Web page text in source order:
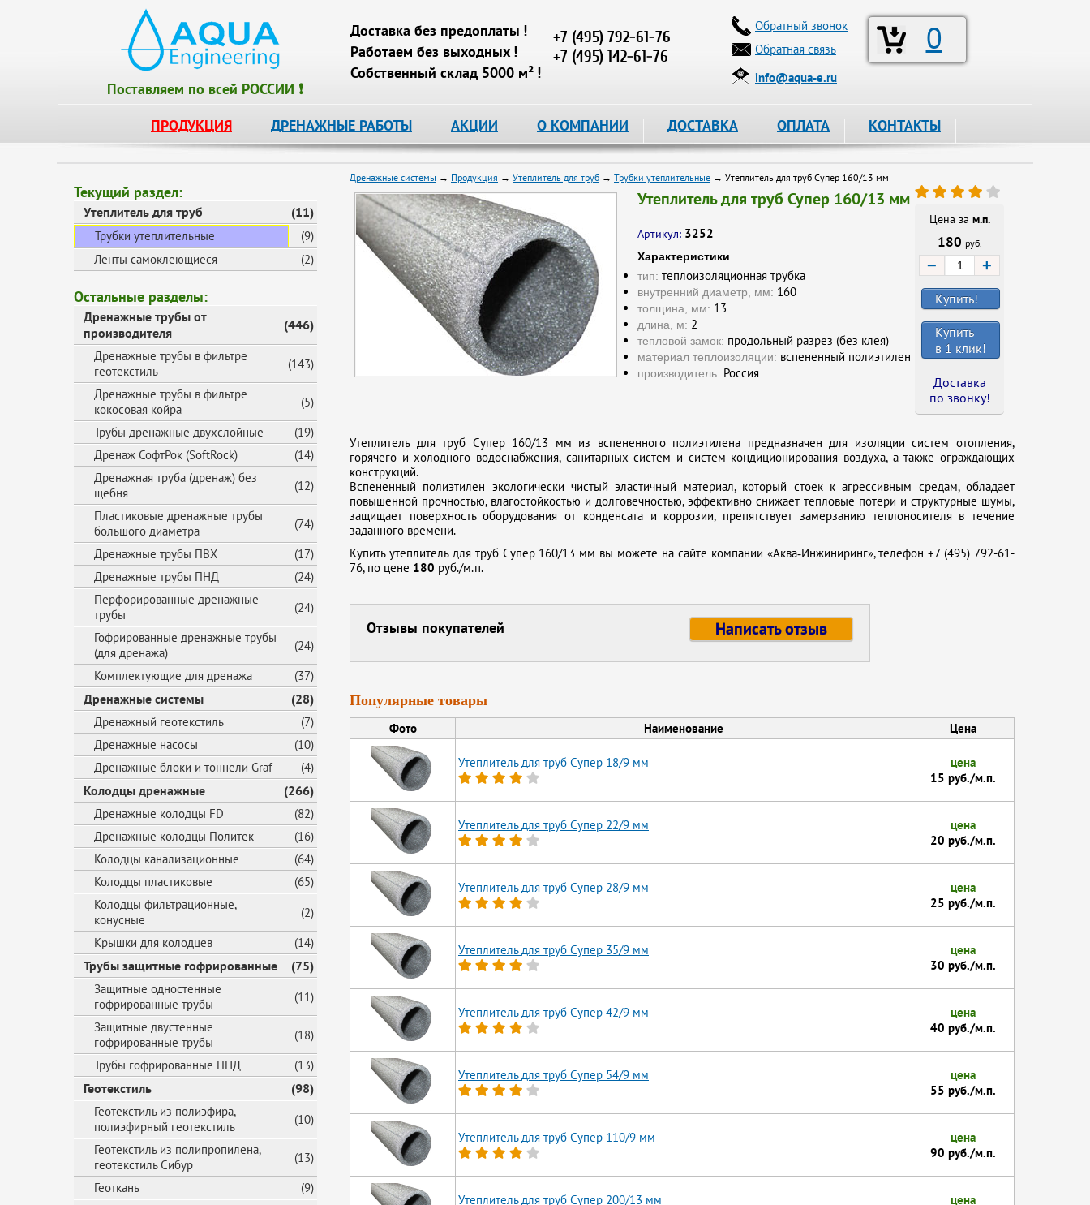
Поставляем по всей РОССИИ ❗
Доставка без предоплаты !
Работаем без выходных !
Собственный склад 5000 м² !
+7 (495) 792-61-76
+7 (495) 142-61-76
0
Обратный звонок
Обратная связь
info@aqua-e.ru
ПРОДУКЦИЯ ДРЕНАЖНЫЕ РАБОТЫ АКЦИИ О КОМПАНИИ ДОСТАВКА ОПЛАТА КОНТАКТЫ
Текущий раздел:
Утеплитель для труб (11)
Трубки утеплительные
(9)
Ленты самоклеющиеся
(2)
Остальные разделы:
Дренажные трубы от
производителя
(446)
Дренажные трубы в фильтре
геотекстиль
(143)
Дренажные трубы в фильтре
кокосовая койра
(5)
Трубы дренажные двухслойные
(19)
Дренаж СофтРок (SoftRock)
(14)
Дренажная труба (дренаж) без
щебня
(12)
Пластиковые дренажные трубы
большого диаметра
(74)
Дренажные трубы ПВХ
(17)
Дренажные трубы ПНД
(24)
Перфорированные дренажные
трубы
(24)
Гофрированные дренажные трубы
(для дренажа)
(24)
Комплектующие для дренажа
(37)
Дренажные системы (28)
Дренажный геотекстиль
(7)
Дренажные насосы
(10)
Дренажные блоки и тоннели Graf
(4)
Колодцы дренажные (266)
Дренажные колодцы FD
(82)
Дренажные колодцы Политек
(16)
Колодцы канализационные
(64)
Колодцы пластиковые
(65)
Колодцы фильтрационные,
конусные
(2)
Крышки для колодцев
(14)
Трубы защитные гофрированные (75)
Защитные одностенные
гофрированные трубы
(11)
Защитные двустенные
гофрированные трубы
(18)
Трубы гофрированные ПНД
(13)
Геотекстиль (98)
Геотекстиль из полиэфира,
полиэфирный геотекстиль
(10)
Геотекстиль из полипропилена,
геотекстиль Сибур
(13)
Геоткань
(9)
Дренажные системы → Продукция → Утеплитель для труб → Трубки утеплительные → Утеплитель для труб Супер 160/13 мм
Утеплитель для труб Супер 160/13 мм
Артикул: 3252
Характеристики
тип: теплоизоляционная трубка
внутренний диаметр, мм: 160
толщина, мм: 13
длина, м: 2
тепловой замок: продольный разрез (без клея)
материал теплоизоляции: вспененный полиэтилен
производитель: Россия
Цена за м.п.
180 руб.
− +
Купить!
Купить
в 1 клик!
Доставка
по звонку !
Утеплитель для труб Супер 160/13 мм из вспененного полиэтилена предназначен для изоляции систем отопления,
горячего и холодного водоснабжения, санитарных систем и систем кондиционирования воздуха, а также ограждающих
конструкций.
Вспененный полиэтилен экологически чистый эластичный материал, который стоек к агрессивным средам, обладает
повышенной прочностью, влагостойкостью и долговечностью, эффективно снижает тепловые потери и структурные шумы,
защищает поверхность оборудования от конденсата и коррозии, препятствует замерзанию теплоносителя в течение
заданного времени.
Купить утеплитель для труб Супер 160/13 мм вы можете на сайте компании «Аква‑Инжиниринг», телефон +7 (495) 792-61-
76, по цене 180 руб./м.п.
Отзывы покупателей Написать отзыв
Популярные товары
Фото Наименование Цена
Утеплитель для труб Супер 18/9 мм
цена
15 руб./м.п.
Утеплитель для труб Супер 22/9 мм
цена
20 руб./м.п.
Утеплитель для труб Супер 28/9 мм
цена
25 руб./м.п.
Утеплитель для труб Супер 35/9 мм
цена
30 руб./м.п.
Утеплитель для труб Супер 42/9 мм
цена
40 руб./м.п.
Утеплитель для труб Супер 54/9 мм
цена
55 руб./м.п.
Утеплитель для труб Супер 110/9 мм
цена
90 руб./м.п.
Утеплитель для труб Супер 200/13 мм
цена